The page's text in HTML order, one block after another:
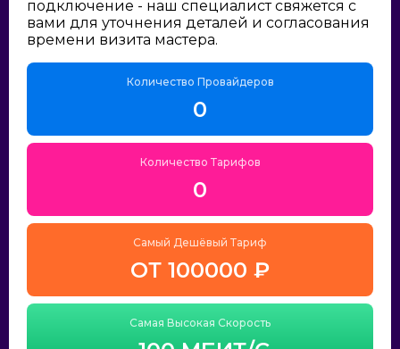
подключение - наш специалист свяжется с
вами для уточнения деталей и согласования
времени визита мастера.
Количество Провайдеров
0
Количество Тарифов
0
Самый Дешёвый Тариф
ОТ 100000 ₽
Самая Высокая Скорость